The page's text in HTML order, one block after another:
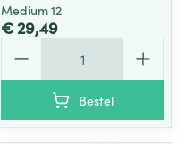
Medium 12
€ 29,49
Bestel